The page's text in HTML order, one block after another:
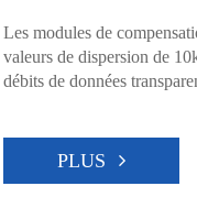
Les modules de
valeurs de dispersion de
débits de données
PLUS